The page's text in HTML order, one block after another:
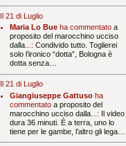
Il 21 di Luglio
Maria Lo Bueha commentato a
proposito del marocchino ucciso
dalla...: Condivido tutto. Toglierei
solo l’ironico “dotta”, Bologna è
dotta senza…
Il 21 di Luglio
Giangiuseppe Gattusoha
commentato a proposito del
marocchino ucciso dalla...: Il video
dura 36 minuti. È a terra, uno lo
tiene per le gambe, l’altro gli lega…